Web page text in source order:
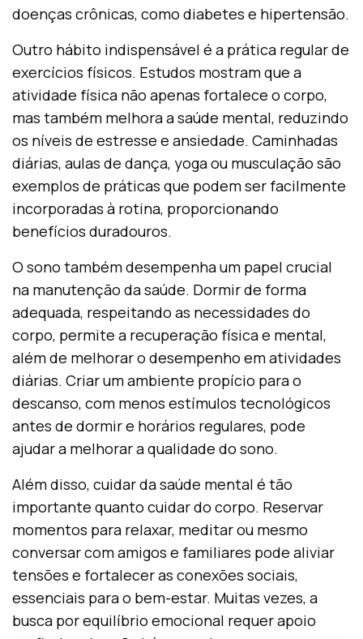
doenças crônicas, como diabetes e hipertensão.
Outro hábito indispensável é a prática regular de
exercícios físicos. Estudos mostram que a
atividade física não apenas fortalece o corpo,
mas também melhora a saúde mental, reduzindo
os níveis de estresse e ansiedade. Caminhadas
diárias, aulas de dança, yoga ou musculação são
exemplos de práticas que podem ser facilmente
incorporadas à rotina, proporcionando
benefícios duradouros.
O sono também desempenha um papel crucial
na manutenção da saúde. Dormir de forma
adequada, respeitando as necessidades do
corpo, permite a recuperação física e mental,
além de melhorar o desempenho em atividades
diárias. Criar um ambiente propício para o
descanso, com menos estímulos tecnológicos
antes de dormir e horários regulares, pode
ajudar a melhorar a qualidade do sono.
Além disso, cuidar da saúde mental é tão
importante quanto cuidar do corpo. Reservar
momentos para relaxar, meditar ou mesmo
conversar com amigos e familiares pode aliviar
tensões e fortalecer as conexões sociais,
essenciais para o bem-estar. Muitas vezes, a
busca por equilíbrio emocional requer apoio